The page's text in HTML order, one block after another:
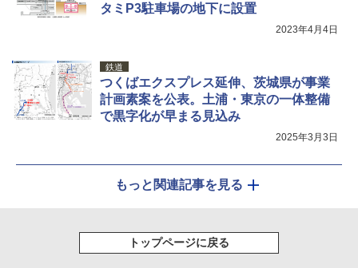
タミP3駐車場の地下に設置
2023年4月4日
鉄道
つくばエクスプレス延伸、茨城県が事業
計画素案を公表。土浦・東京の一体整備
で黒字化が早まる見込み
2025年3月3日
もっと関連記事を見る
トップページに戻る